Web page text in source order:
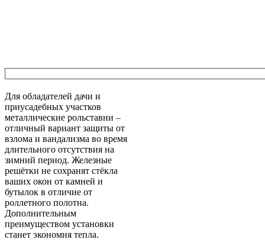
Для обладателей дачи и
приусадебных участков
металлические рольставни –
отличный вариант защиты от
взлома и вандализма во время
длительного отсутствия на
зимний период. Железные
решётки не сохранят стёкла
ваших окон от камней и
бутылок в отличие от
роллетного полотна.
Дополнительным
преимуществом установки
станет экономия тепла.